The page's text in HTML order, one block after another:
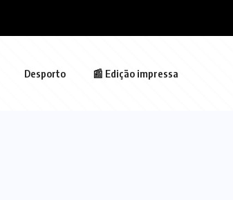
Desporto 📰 Edição impressa